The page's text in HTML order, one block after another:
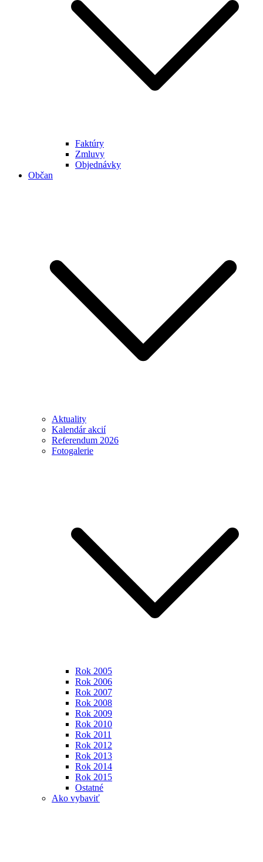
Faktúry
Zmluvy
Objednávky
Občan
Aktuality
Kalendár akcií
Referendum 2026
Fotogalerie
Rok 2005
Rok 2006
Rok 2007
Rok 2008
Rok 2009
Rok 2010
Rok 2011
Rok 2012
Rok 2013
Rok 2014
Rok 2015
Ostatné
Ako vybaviť